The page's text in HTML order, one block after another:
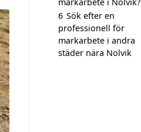
6 Sök efter en
professionell för
markarbete i andra
städer nära Nolvik